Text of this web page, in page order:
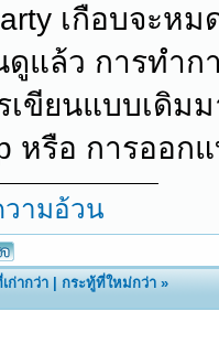
เกือบจะห
ดูแล้ว การทำก
เขียนแบบเดิม
หรือ การออก
ามอ้วน
ก่ากว่า |กระทู้ที่ใหม่กว่า »